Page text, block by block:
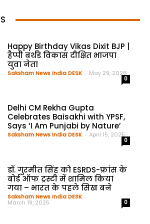
Happy Birthday Vikas Dixit BJP |
हैप्पी बर्थडे विकास दीक्षित भाजपा
युवा नेता
Saksham News India DESK - May 29, 2026
0
Delhi CM Rekha Gupta
Celebrates Baisakhi with YPSF,
Says ‘I Am Punjabi by Nature’
Saksham News India DESK - April 15, 2025
0
डॉ. गुरमीत सिंह को ESRDS-फ्रांस के
बोर्ड ऑफ ट्रस्टी में शामिल किया
गया – भारत के पहले सिख बने
Saksham News India DESK -
March 19, 2025 0